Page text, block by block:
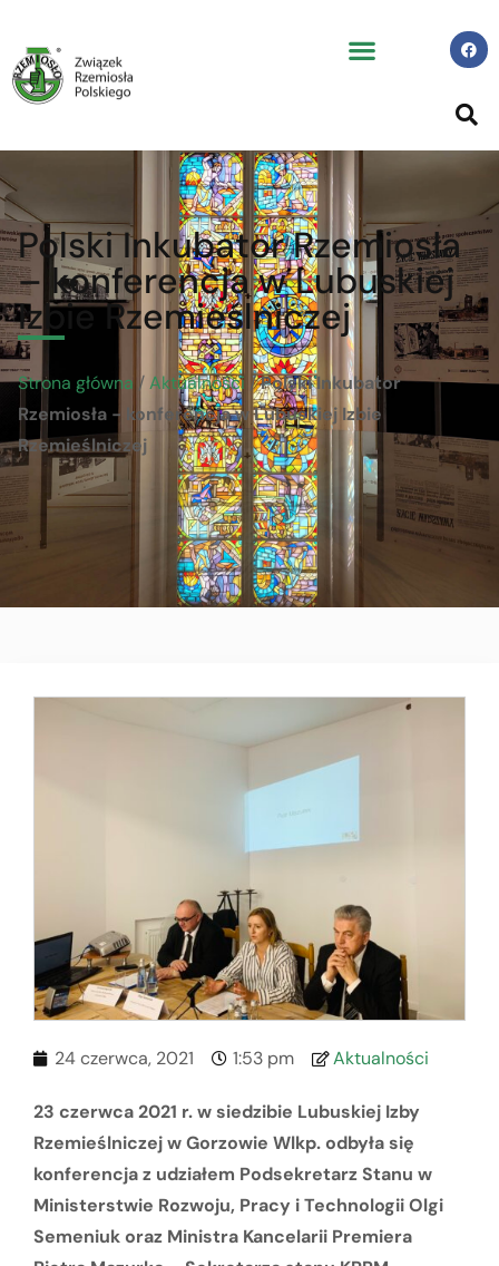
Polski Inkubator Rzemiosła
– konferencja w Lubuskiej
Izbie Rzemieślniczej
Strona główna /Aktualności /Polski Inkubator
Rzemiosła - konferencja w Lubuskiej Izbie
Rzemieślniczej
24 czerwca, 2021 1:53 pm Aktualności
23 czerwca 2021 r. w siedzibie Lubuskiej Izby
Rzemieślniczej w Gorzowie Wlkp. odbyła się
konferencja z udziałem Podsekretarz Stanu w
Ministerstwie Rozwoju, Pracy i Technologii Olgi
Semeniuk oraz Ministra Kancelarii Premiera